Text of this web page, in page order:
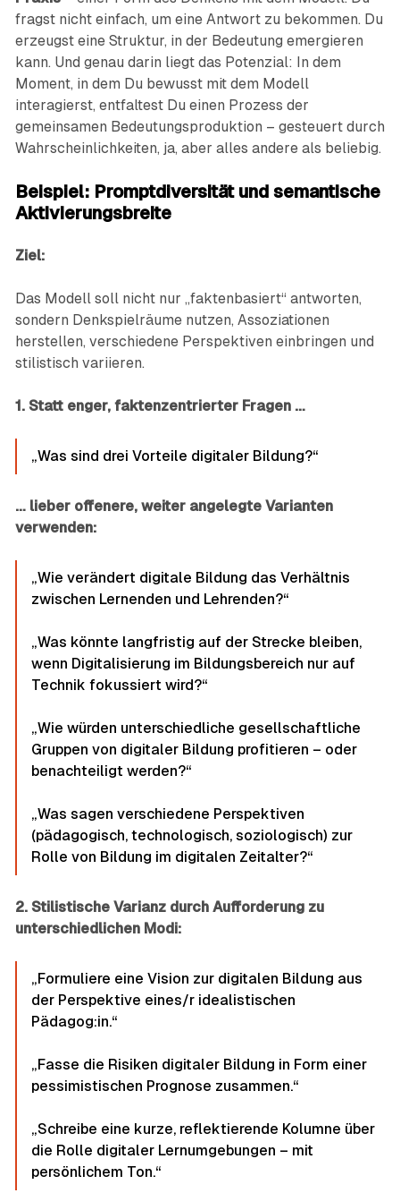
fragst nicht einfach, um eine Antwort zu bekommen. Du
erzeugst eine Struktur, in der Bedeutung emergieren
kann. Und genau darin liegt das Potenzial: In dem
Moment, in dem Du bewusst mit dem Modell
interagierst, entfaltest Du einen Prozess der
gemeinsamen Bedeutungsproduktion – gesteuert durch
Wahrscheinlichkeiten, ja, aber alles andere als beliebig.
Beispiel: Promptdiversität und semantische
Aktivierungsbreite
Ziel:
Das Modell soll nicht nur „faktenbasiert“ antworten,
sondern Denkspielräume nutzen, Assoziationen
herstellen, verschiedene Perspektiven einbringen und
stilistisch variieren.
1. Statt enger, faktenzentrierter Fragen …
„Was sind drei Vorteile digitaler Bildung?“
… lieber offenere, weiter angelegte Varianten
verwenden:
„Wie verändert digitale Bildung das Verhältnis
zwischen Lernenden und Lehrenden?“
„Was könnte langfristig auf der Strecke bleiben,
wenn Digitalisierung im Bildungsbereich nur auf
Technik fokussiert wird?“
„Wie würden unterschiedliche gesellschaftliche
Gruppen von digitaler Bildung profitieren – oder
benachteiligt werden?“
„Was sagen verschiedene Perspektiven
(pädagogisch, technologisch, soziologisch) zur
Rolle von Bildung im digitalen Zeitalter?“
2. Stilistische Varianz durch Aufforderung zu
unterschiedlichen Modi:
„Formuliere eine Vision zur digitalen Bildung aus
der Perspektive eines/r idealistischen
Pädagog:in.“
„Fasse die Risiken digitaler Bildung in Form einer
pessimistischen Prognose zusammen.“
„Schreibe eine kurze, reflektierende Kolumne über
die Rolle digitaler Lernumgebungen – mit
persönlichem Ton.“